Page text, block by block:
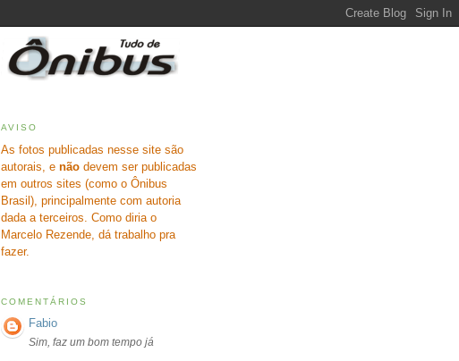
AVISO
As fotos publicadas nesse site são
autorais, e não devem ser publicadas
em outros sites (como o Ônibus
Brasil), principalmente com autoria
dada a terceiros. Como diria o
Marcelo Rezende, dá trabalho pra
fazer.
COMENTÁRIOS
Fabio
Sim, faz um bom tempo já